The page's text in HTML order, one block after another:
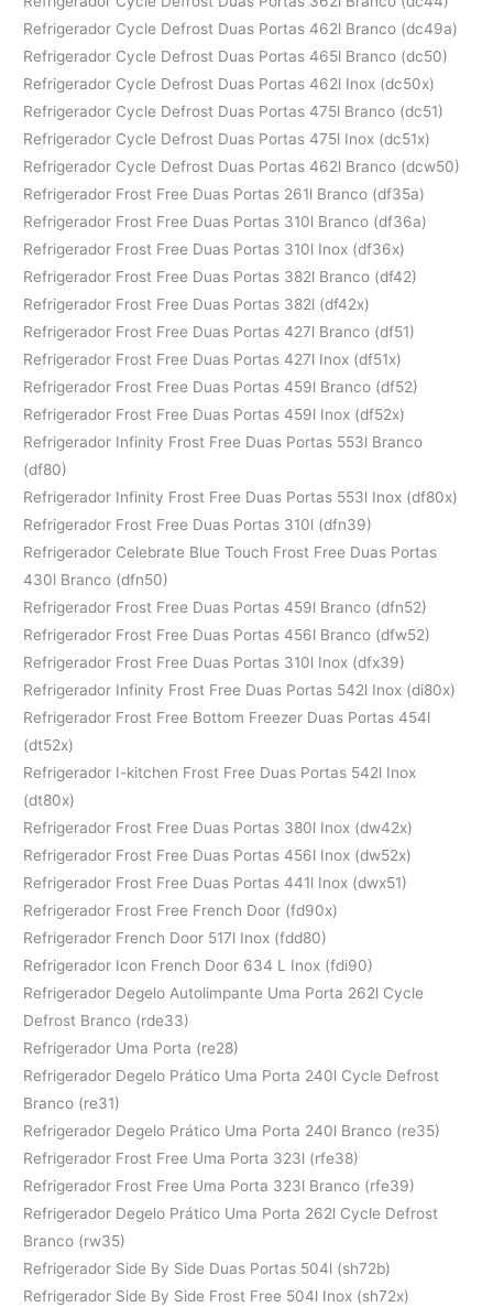
Refrigerador Cycle Defrost Duas Portas 462l Branco (dc49a)
Refrigerador Cycle Defrost Duas Portas 465l Branco (dc50)
Refrigerador Cycle Defrost Duas Portas 462l Inox (dc50x)
Refrigerador Cycle Defrost Duas Portas 475l Branco (dc51)
Refrigerador Cycle Defrost Duas Portas 475l Inox (dc51x)
Refrigerador Cycle Defrost Duas Portas 462l Branco (dcw50)
Refrigerador Frost Free Duas Portas 261l Branco (df35a)
Refrigerador Frost Free Duas Portas 310l Branco (df36a)
Refrigerador Frost Free Duas Portas 310l Inox (df36x)
Refrigerador Frost Free Duas Portas 382l Branco (df42)
Refrigerador Frost Free Duas Portas 382l (df42x)
Refrigerador Frost Free Duas Portas 427l Branco (df51)
Refrigerador Frost Free Duas Portas 427l Inox (df51x)
Refrigerador Frost Free Duas Portas 459l Branco (df52)
Refrigerador Frost Free Duas Portas 459l Inox (df52x)
Refrigerador Infinity Frost Free Duas Portas 553l Branco
(df80)
Refrigerador Infinity Frost Free Duas Portas 553l Inox (df80x)
Refrigerador Frost Free Duas Portas 310l (dfn39)
Refrigerador Celebrate Blue Touch Frost Free Duas Portas
430l Branco (dfn50)
Refrigerador Frost Free Duas Portas 459l Branco (dfn52)
Refrigerador Frost Free Duas Portas 456l Branco (dfw52)
Refrigerador Frost Free Duas Portas 310l Inox (dfx39)
Refrigerador Infinity Frost Free Duas Portas 542l Inox (di80x)
Refrigerador Frost Free Bottom Freezer Duas Portas 454l
(dt52x)
Refrigerador I-kitchen Frost Free Duas Portas 542l Inox
(dt80x)
Refrigerador Frost Free Duas Portas 380l Inox (dw42x)
Refrigerador Frost Free Duas Portas 456l Inox (dw52x)
Refrigerador Frost Free Duas Portas 441l Inox (dwx51)
Refrigerador Frost Free French Door (fd90x)
Refrigerador French Door 517l Inox (fdd80)
Refrigerador Icon French Door 634 L Inox (fdi90)
Refrigerador Degelo Autolimpante Uma Porta 262l Cycle
Defrost Branco (rde33)
Refrigerador Uma Porta (re28)
Refrigerador Degelo Prático Uma Porta 240l Cycle Defrost
Branco (re31)
Refrigerador Degelo Prático Uma Porta 240l Branco (re35)
Refrigerador Frost Free Uma Porta 323l (rfe38)
Refrigerador Frost Free Uma Porta 323l Branco (rfe39)
Refrigerador Degelo Prático Uma Porta 262l Cycle Defrost
Branco (rw35)
Refrigerador Side By Side Duas Portas 504l (sh72b)
Refrigerador Side By Side Frost Free 504l Inox (sh72x)